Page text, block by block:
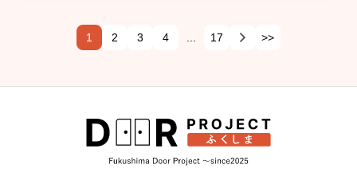
1 2 3 4 17 >>